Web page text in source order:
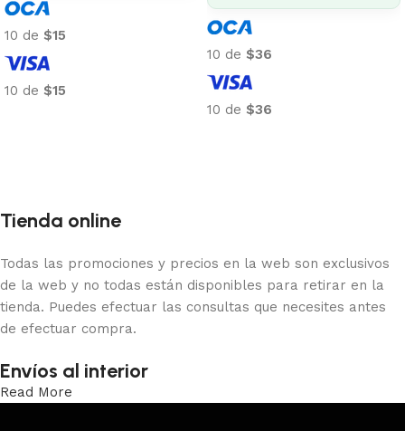
10 de $15
10 de $15
10 de $36
10 de $36
Tienda online
Todas las promociones y precios en la web son exclusivos
de la web y no todas están disponibles para retirar en la
tienda. Puedes efectuar las consultas que necesites antes
de efectuar compra.
Envíos al interior
Read More